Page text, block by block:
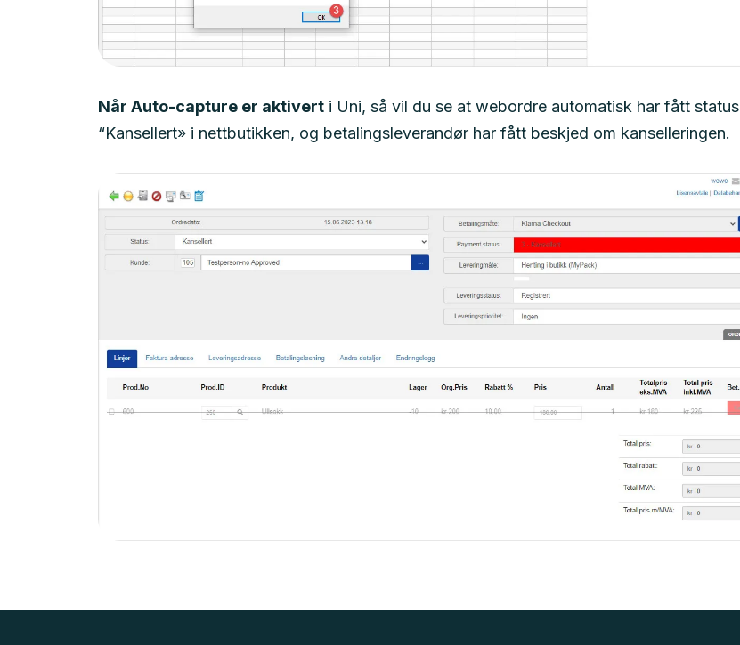
Når Auto-capture er aktivert i Uni, så vil du se at webordre automatisk har fått status
“Kansellert» i nettbutikken, og betalingsleverandør har fått beskjed om kanselleringen.